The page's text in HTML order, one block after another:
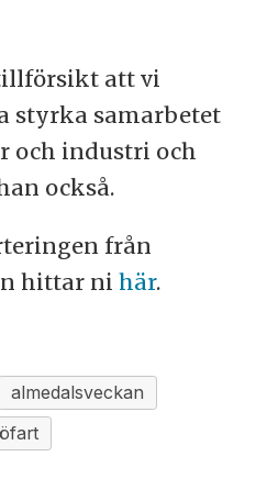
att vi
styrka samarbetet
och industri och
också.
från
hittar ni här.
almedalsveckan